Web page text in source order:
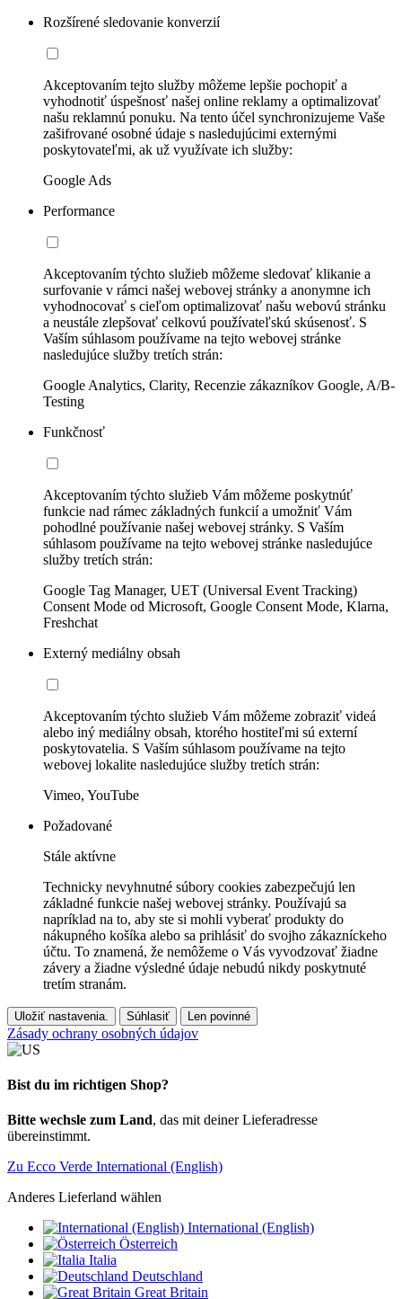
Rozšírené sledovanie konverzií
Akceptovaním tejto služby môžeme lepšie pochopiť a
vyhodnotiť úspešnosť našej online reklamy a optimalizovať
našu reklamnú ponuku. Na tento účel synchronizujeme Vaše
zašifrované osobné údaje s nasledujúcimi externými
poskytovateľmi, ak už využívate ich služby:
Google Ads
Performance
Akceptovaním týchto služieb môžeme sledovať klikanie a
surfovanie v rámci našej webovej stránky a anonymne ich
vyhodnocovať s cieľom optimalizovať našu webovú stránku
a neustále zlepšovať celkovú používateľskú skúsenosť. S
Vaším súhlasom používame na tejto webovej stránke
nasledujúce služby tretích strán:
Google Analytics, Clarity, Recenzie zákazníkov Google, A/B-
Testing
Funkčnosť
Akceptovaním týchto služieb Vám môžeme poskytnúť
funkcie nad rámec základných funkcií a umožniť Vám
pohodlné používanie našej webovej stránky. S Vaším
súhlasom používame na tejto webovej stránke nasledujúce
služby tretích strán:
Google Tag Manager, UET (Universal Event Tracking)
Consent Mode od Microsoft, Google Consent Mode, Klarna,
Freshchat
Externý mediálny obsah
Akceptovaním týchto služieb Vám môžeme zobraziť videá
alebo iný mediálny obsah, ktorého hostiteľmi sú externí
poskytovatelia. S Vaším súhlasom používame na tejto
webovej lokalite nasledujúce služby tretích strán:
Vimeo, YouTube
Požadované
Stále aktívne
Technicky nevyhnutné súbory cookies zabezpečujú len
základné funkcie našej webovej stránky. Používajú sa
napríklad na to, aby ste si mohli vyberať produkty do
nákupného košíka alebo sa prihlásiť do svojho zákazníckeho
účtu. To znamená, že nemôžeme o Vás vyvodzovať žiadne
závery a žiadne výsledné údaje nebudú nikdy poskytnuté
tretím stranám.
Uložiť nastavenia. Súhlasiť Len povinné
Zásady ochrany osobných údajov
Bist du im richtigen Shop?
Bitte wechsle zum Land, das mit deiner Lieferadresse
übereinstimmt.
Zu Ecco Verde International (English)
Anderes Lieferland wählen
International (English)
Österreich
Italia
Deutschland
Great Britain